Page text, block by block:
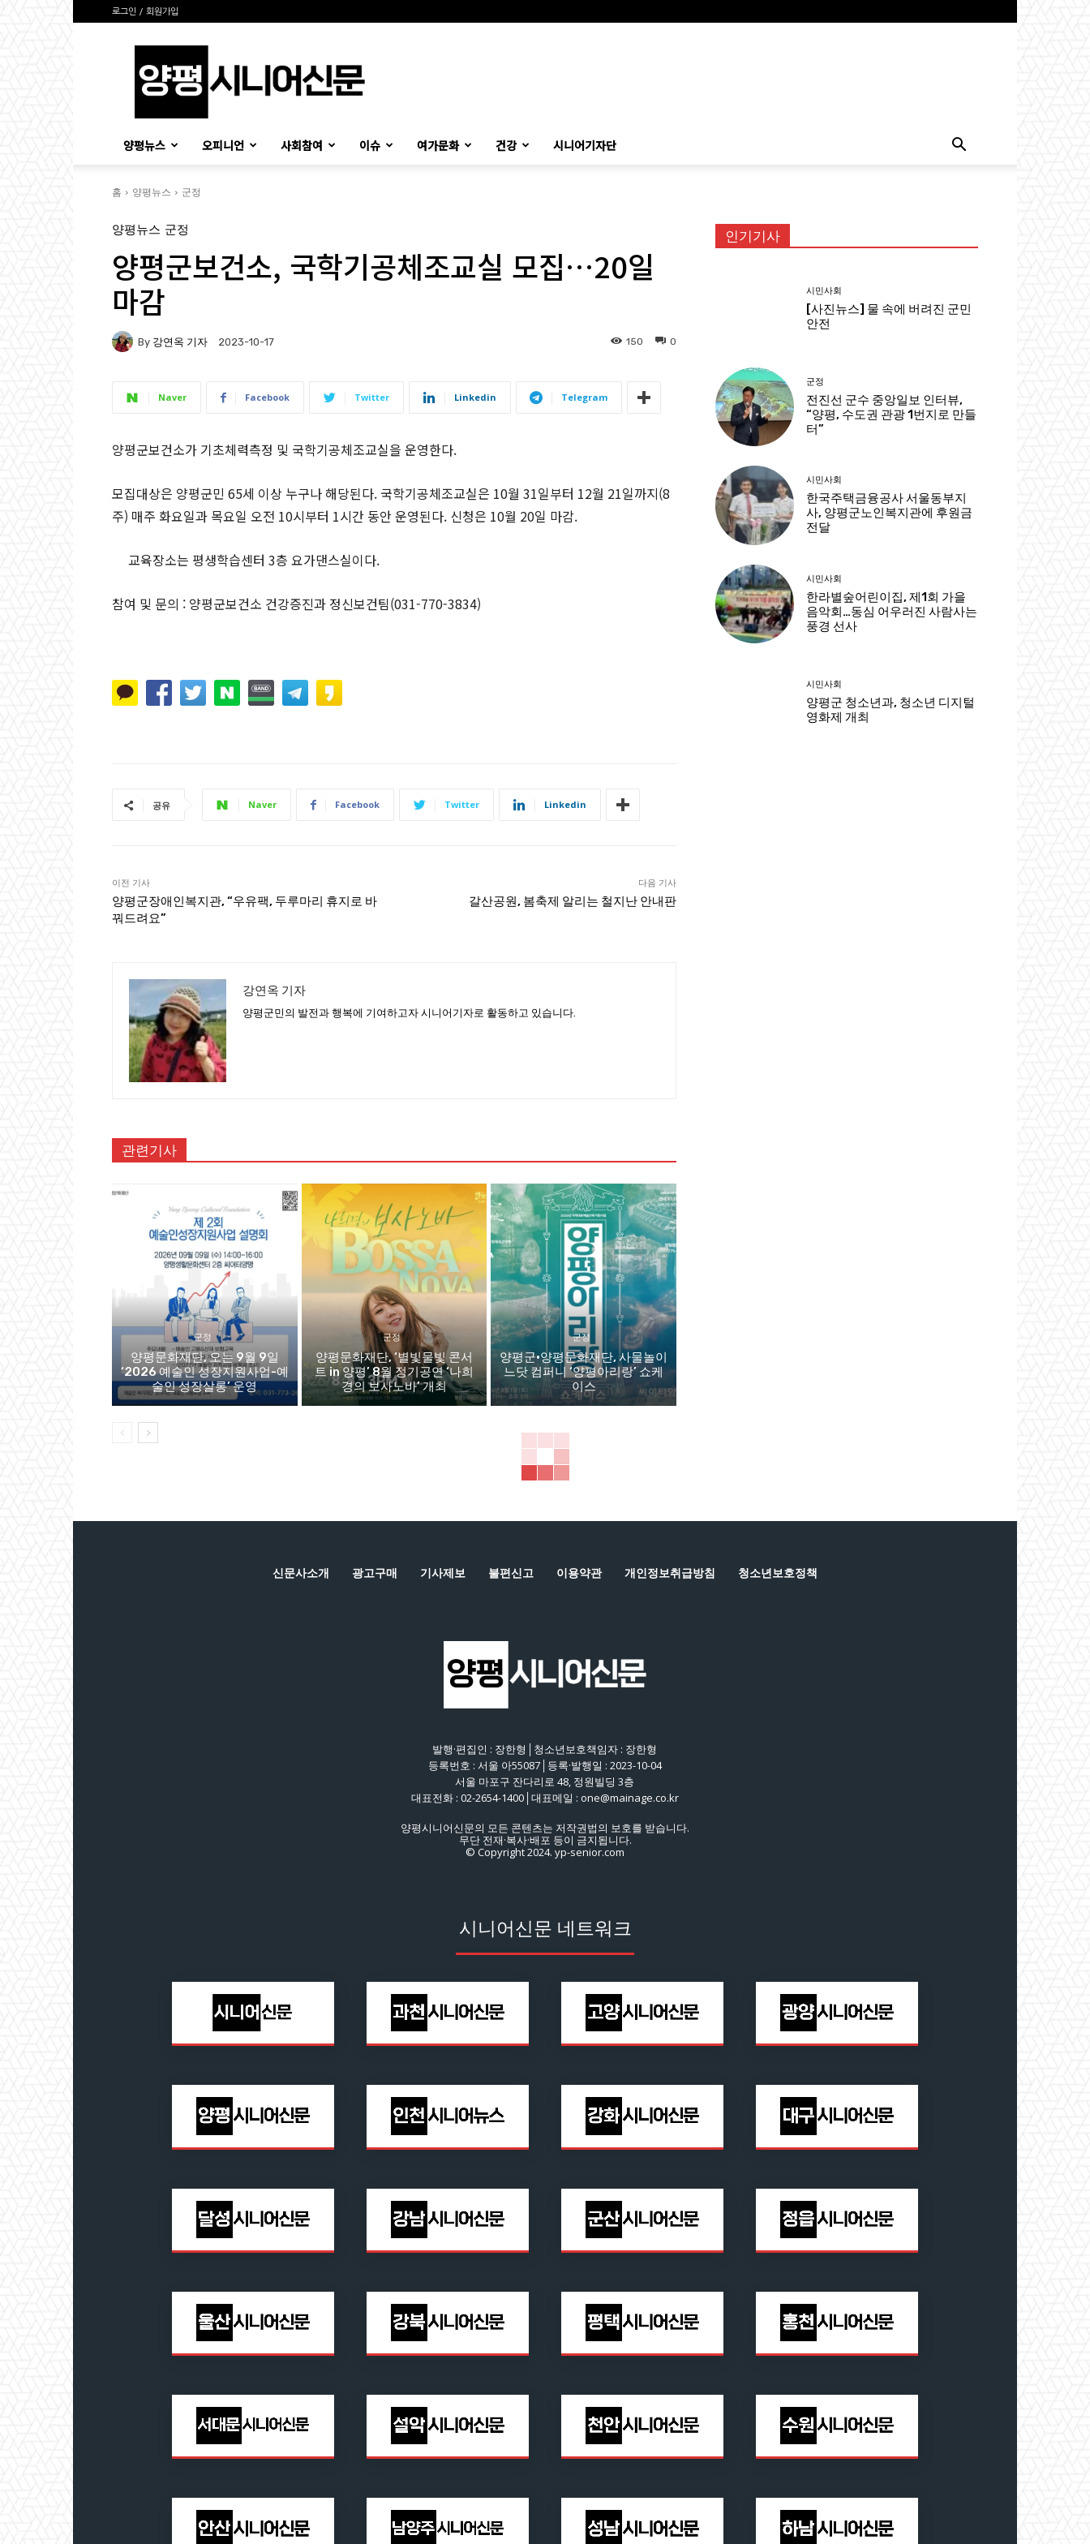
로그인 / 회원가입
시
양평뉴스 오피니언 사회참여 이슈 여가문화 건강 시니어기자단
홈 양평뉴스 군정
양평뉴스 군정
양평군보건소, 국학기공체조교실 모집…20일
마감
By 강연옥 기자 2023-10-17 0
150
Naver Facebook Twitter Linkedin Telegram
양평군보건소가 기초체력측정 및 국학기공체조교실을 운영한다.
모집대상은 양평군민 65세 이상 누구나 해당된다. 국학기공체조교실은 10월 31일부터 12월 21일까지(8
주) 매주 화요일과 목요일 오전 10시부터 1시간 동안 운영된다. 신청은 10월 20일 마감.
교육장소는 평생학습센터 3층 요가댄스실이다.
참여 및 문의 : 양평군보건소 건강증진과 정신보건팀(031-770-3834)
공유 Naver Facebook Twitter Linkedin
이전 기사
양평군장애인복지관, “우유팩, 두루마리 휴지로 바
꿔드려요”
다음 기사
갈산공원, 봄축제 알리는 철지난 안내판
강연옥 기자
양평군민의 발전과 행복에 기여하고자 시니어기자로 활동하고 있습니다.
관련기사
군정
양평문화재단, 오는 9월 9일
‘2026 예술인 성장지원사업-예
술인 성장살롱’ 운영
군정
양평문화재단, ‘별빛물빛 콘서
트 in 양평’ 8월 정기공연 ‘나희
경의 보사노바’ 개최
군정
양평군·양평문화재단, 사물놀이
느닷 컴퍼니 ‘양평아리랑’ 쇼케
이스
인기기사
시민사회
[사진뉴스] 물 속에 버려진 군민
안전
군정
전진선 군수 중앙일보 인터뷰,
“양평, 수도권 관광 1번지로 만들
터”
시민사회
한국주택금융공사 서울동부지
사, 양평군노인복지관에 후원금
전달
시민사회
한라별숲어린이집, 제1회 가을
음악회…동심 어우러진 사람사는
풍경 선사
시민사회
양평군 청소년과, 청소년 디지털
영화제 개최
신문사소개 광고구매 기사제보 불편신고 이용약관 개인정보취급방침 청소년보호정책
발행·편집인 : 장한형│청소년보호책임자 : 장한형
등록번호 : 서울 아55087│등록·발행일 : 2023-10-04
서울 마포구 잔다리로 48, 정원빌딩 3층
대표전화 : 02-2654-1400│대표메일 : one@mainage.co.kr
양평시니어신문의 모든 콘텐츠는 저작권법의 보호를 받습니다.
무단 전재·복사·배포 등이 금지됩니다.
© Copyright 2024. yp-senior.com
시니어신문 네트워크